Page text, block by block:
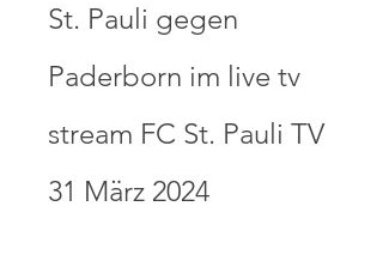
St. Pauli gegen
Paderborn im live tv
stream FC St. Pauli TV
31 März 2024